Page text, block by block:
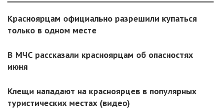
Красноярцам официально разрешили купаться
только в одном месте
В МЧС рассказали красноярцам об опасностях
июня
Клещи нападают на красноярцев в популярных
туристических местах (видео)